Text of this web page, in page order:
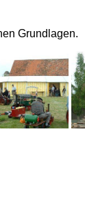
Grundlagen.